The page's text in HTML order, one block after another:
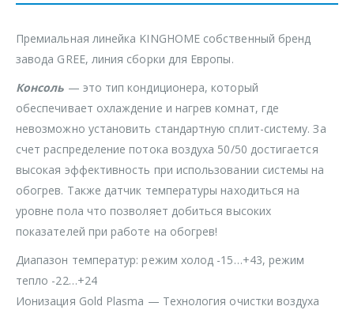
Премиальная линейка KINGHOME собственный бренд
завода GREE, линия сборки для Европы.
Консоль — это тип кондиционера, который
обеспечивает охлаждение и нагрев комнат, где
невозможно установить стандартную сплит-систему. За
счет распределение потока воздуха 50/50 достигается
высокая эффективность при использовании системы на
обогрев. Также датчик температуры находиться на
уровне пола что позволяет добиться высоких
показателей при работе на обогрев!
Диапазон температур: режим холод -15…+43, режим
тепло -22…+24
Ионизация Gold Plasma — Технология очистки воздуха